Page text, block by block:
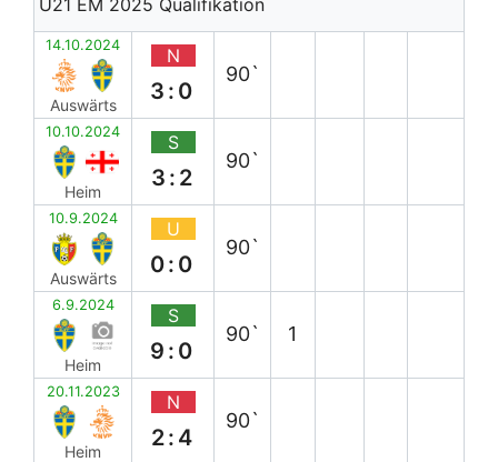
14.10.2024
Auswärts
N
3:0
90`
10.10.2024
Heim
S
3:2
90`
10.9.2024
Auswärts
U
0:0
90`
6.9.2024
Heim
S
9:0
90` 1
20.11.2023
Heim
N
2:4
90`